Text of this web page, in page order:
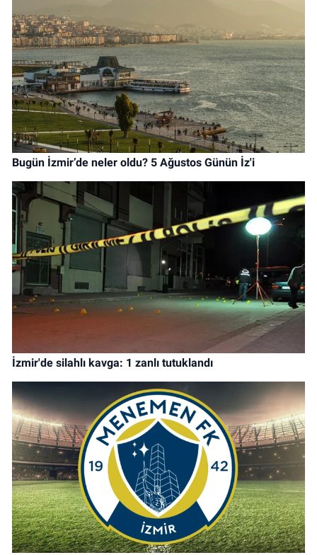
Bugün İzmir’de neler oldu? 5 Ağustos Günün İz'i
İzmir'de silahlı kavga: 1 zanlı tutuklandı